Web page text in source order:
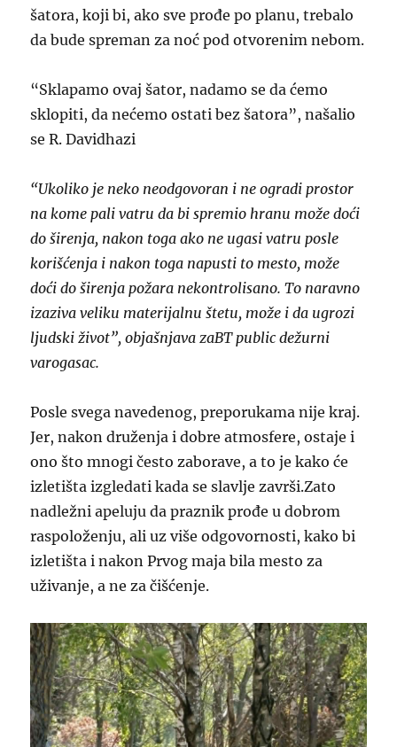
šatora, koji bi, ako sve prođe po planu, trebalo
da bude spreman za noć pod otvorenim nebom.
“Sklapamo ovaj šator, nadamo se da ćemo
sklopiti, da nećemo ostati bez šatora”, našalio
se R. Davidhazi
“Ukoliko je neko neodgovoran i ne ogradi prostor
na kome pali vatru da bi spremio hranu može doći
do širenja, nakon toga ako ne ugasi vatru posle
korišćenja i nakon toga napusti to mesto, može
doći do širenja požara nekontrolisano. To naravno
izaziva veliku materijalnu štetu, može i da ugrozi
ljudski život”, objašnjava zaBT public dežurni
varogasac.
Posle svega navedenog, preporukama nije kraj.
Jer, nakon druženja i dobre atmosfere, ostaje i
ono što mnogi često zaborave, a to je kako će
izletišta izgledati kada se slavlje završi.Zato
nadležni apeluju da praznik prođe u dobrom
raspoloženju, ali uz više odgovornosti, kako bi
izletišta i nakon Prvog maja bila mesto za
uživanje, a ne za čišćenje.